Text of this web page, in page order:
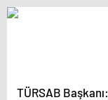
TÜRSAB Başkanı: